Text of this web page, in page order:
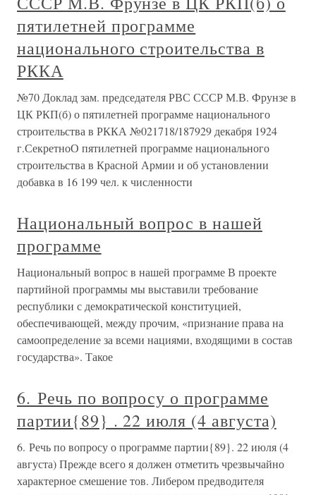
пятилетней программе
национального строительства в
РККА
№70 Доклад зам. председателя РВС СССР М.В. Фрунзе в
ЦК РКП(б) о пятилетней программе национального
строительства в РККА №021718/187929 декабря 1924
г.СекретноО пятилетней программе национального
строительства в Красной Армии и об установлении
добавка в 16 199 чел. к численности
Национальный вопрос в нашей
программе
Национальный вопрос в нашей программе В проекте
партийной программы мы выставили требование
республики с демократической конституцией,
обеспечивающей, между прочим, «признание права на
самоопределение за всеми нациями, входящими в состав
государства». Такое
6. Речь по вопросу о программе
партии{89} . 22 июля (4 августа)
6. Речь по вопросу о программе партии{89}. 22 июля (4
августа) Прежде всего я должен отметить чрезвычайно
характерное смешение тов. Либером предводителя